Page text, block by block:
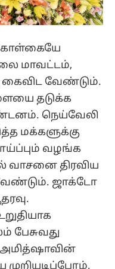
மாவட்டம்,
கைவிட வேண்டும்.
தடுக்க
நெய்வேலி
மக்களுக்கு
வழங்க
வாசனை திரவிய
ஜாக்டோ
பேசுவது
முறியடிப்போம்.